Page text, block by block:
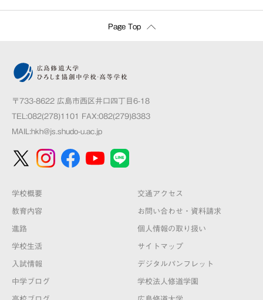
Page Top
〒733-8622 広島市西区井口四丁目6-18
TEL:082(278)1101 FAX:082(279)8383
MAIL:hkh@js.shudo-u.ac.jp
学校概要
教育内容
進路
学校生活
入試情報
中学ブログ
交通アクセス
お問い合わせ・資料請求
個人情報の取り扱い
サイトマップ
デジタルパンフレット
学校法人修道学園